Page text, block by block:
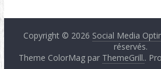
Copyright © 2026 Social Media
réservés.
Theme ColorMag par ThemeGrill..